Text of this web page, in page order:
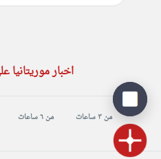
اخبار موريتانيا
من ٣ ساعات من ٦ ساعات